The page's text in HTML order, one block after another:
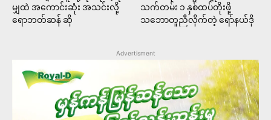
မျှထဲ အကောင်းဆုံး အသင်းလို့
ရောဘတ်ဆန် ဆို
သက်တမ်း ၁ နှစ်ထပ်တိုးဖို့
သဘောတူညီလိုက်တဲ့ ရော်နယ်ဒို
Advertisment